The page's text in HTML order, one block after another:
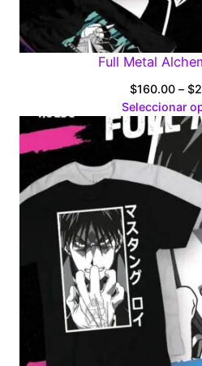
Full Metal
$160.00 – $
Seleccionar